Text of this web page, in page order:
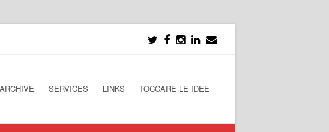
ARCHIVE SERVICES LINKS TOCCARE LE IDEE